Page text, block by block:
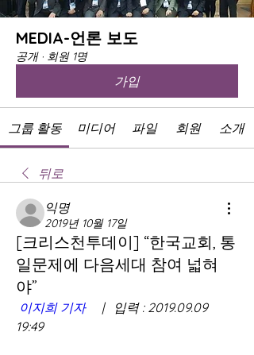
MEDIA-언론 보도
공개 · 회원 1명
가입
그룹 활동 미디어 파일 회원 소개
뒤로
익명
2019년 10월 17일
[크리스천투데이] “한국교회, 통
일문제에 다음세대 참여 넓혀
야”
이지희 기자
     |   입력 : 2019.09.09
19:49